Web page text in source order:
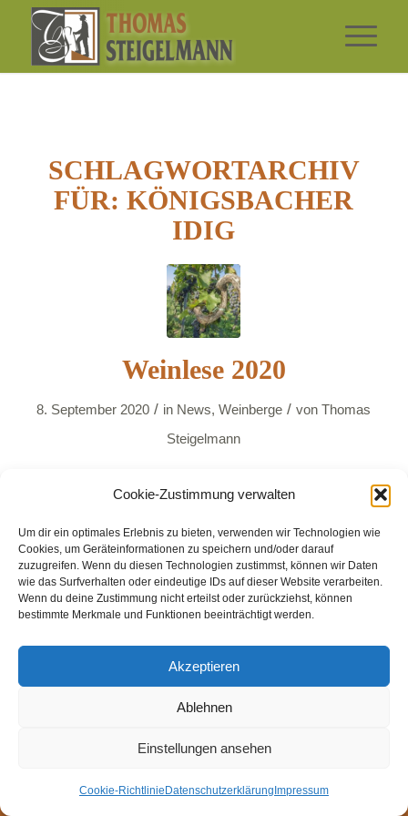
Cookie-Zustimmung verwalten
Um dir ein optimales Erlebnis zu bieten, verwenden wir Technologien wie
Cookies, um Geräteinformationen zu speichern und/oder darauf
zuzugreifen. Wenn du diesen Technologien zustimmst, können wir Daten
wie das Surfverhalten oder eindeutige IDs auf dieser Website verarbeiten.
Wenn du deine Zustimmung nicht erteilst oder zurückziehst, können
bestimmte Merkmale und Funktionen beeinträchtigt werden.
Akzeptieren
Ablehnen
Einstellungen ansehen
Cookie-Richtlinie Datenschutzerklärung Impressum
SCHLAGWORTARCHIV
FÜR:KÖNIGSBACHER
IDIG
Weinlese 2020
8. September 2020 / in News,Weinberge / vonThomas
Steigelmann
© Weingut Thomas Steigelmann
HOME AKTUELLES WEINGUT SHOP FEWOS
Impressum